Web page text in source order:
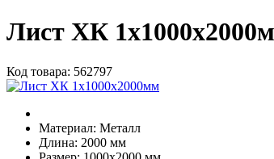
Лист ХК
Код товара: 562797
Материал: Металл
Длина: 2000 мм